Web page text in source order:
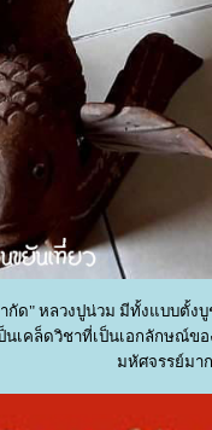
กัด" หลวงปูน่วม มีทั้งแบบตั้ง
นเคล็ดวิชาที่เป็นเอกลักษณ์ข
มหัศจรรย์มา